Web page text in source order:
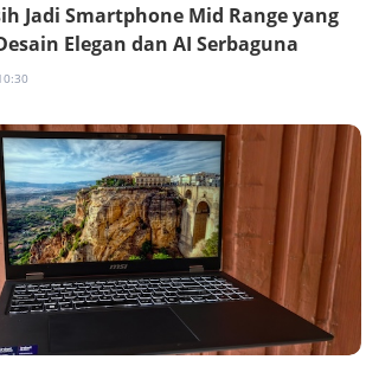
Jadi Smartphone Mid Range yang
Elegan dan AI Serbaguna